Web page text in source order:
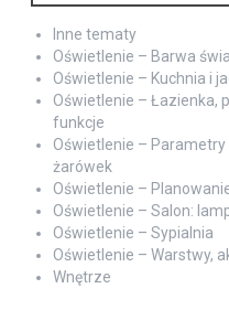
Inne tematy
Oświetlenie – Barwa
Oświetlenie – Kuchnia i
Oświetlenie – Łazienka,
funkcje
Oświetlenie – Parametry
żarówek
Oświetlenie –
Oświetlenie – Salon:
Oświetlenie – Sypialnia
Oświetlenie – Warstwy,
Wnętrze